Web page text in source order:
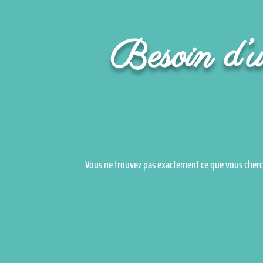
Besoin
Vous ne trouvez pas exactement ce que vous